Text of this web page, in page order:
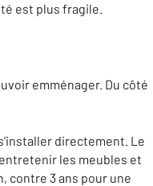
est plus fragile.
emménager. Du côté
directement. Le
les meubles et
contre 3 ans pour une